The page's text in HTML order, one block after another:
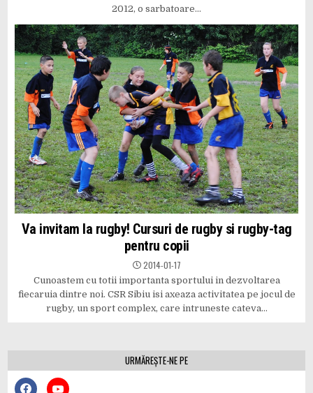
2012, o sarbatoare…
Va invitam la rugby! Cursuri de rugby si rugby-tag
pentru copii
2014-01-17
Cunoastem cu totii importanta sportului in dezvoltarea
fiecaruia dintre noi. CSR Sibiu isi axeaza activitatea pe jocul de
rugby, un sport complex, care intruneste cateva…
URMĂREȘTE-NE PE